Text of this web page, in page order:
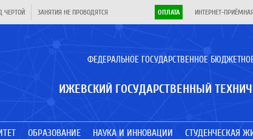
ЧЕРТОЙ ЗАНЯТИЯ НЕ ПРОВОДЯТСЯ ОПЛАТА ИНТЕРНЕТ-ПРИЁМНАЯ
ФЕДЕРАЛЬНОЕ ГОСУДАРСТВЕННОЕ
ИЖЕВСКИЙ ГОСУДАРСТВЕННЫЙ
ОБРАЗОВАНИЕ НАУКА И ИННОВАЦИИ СТУДЕНЧЕСКАЯ